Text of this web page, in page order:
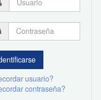
usuario?
contraseña?